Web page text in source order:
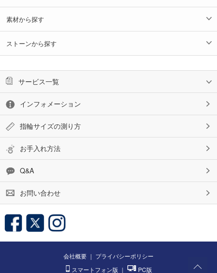
素材から探す
ストーンから探す
サービス一覧
インフォメーション
指輪サイズの測り方
お手入れ方法
Q&A
お問い合わせ
会社概要 ｜ プライバシーポリシー
スマートフォン版 ｜ PC版